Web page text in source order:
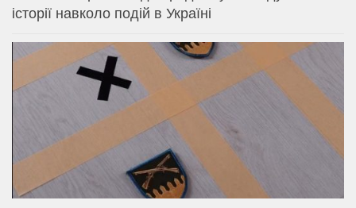
історії навколо подій в Україні